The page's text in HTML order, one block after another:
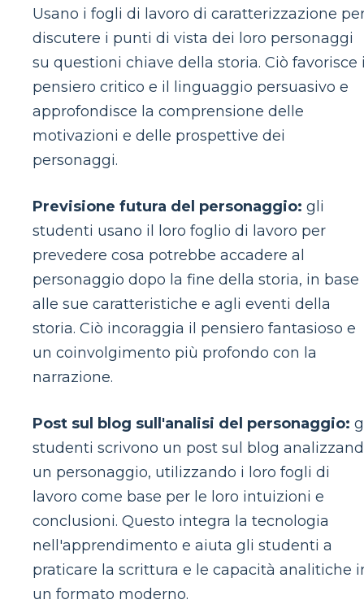
Usano i fogli di lavoro di caratterizzazione
discutere i punti di vista dei loro personaggi
su questioni chiave della storia. Ciò favorisce
pensiero critico e il linguaggio persuasivo e
approfondisce la comprensione delle
motivazioni e delle prospettive dei
personaggi.
Previsione futura del personaggio: gli
studenti usano il loro foglio di lavoro per
prevedere cosa potrebbe accadere al
personaggio dopo la fine della storia, in base
alle sue caratteristiche e agli eventi della
storia. Ciò incoraggia il pensiero fantasioso e
un coinvolgimento più profondo con la
narrazione.
Post sul blog sull'analisi del personaggio:
studenti scrivono un post sul blog
un personaggio, utilizzando i loro fogli di
lavoro come base per le loro intuizioni e
conclusioni. Questo integra la tecnologia
nell'apprendimento e aiuta gli studenti a
praticare la scrittura e le capacità analitiche
un formato moderno.